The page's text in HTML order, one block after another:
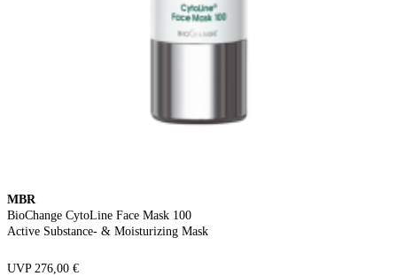
MBR
BioChange CytoLine Face Mask 100
Active Substance- & Moisturizing Mask
UVP 276,00 €